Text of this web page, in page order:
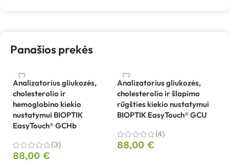
Panašios prekės
Analizatorius gliukozės,
cholesterolio ir
hemoglobino kiekio
nustatymui BIOPTIK
EasyTouch® GCHb
(3)
88,00 €
Analizatorius gliukozės,
cholesterolio ir šlapimo
rūgšties kiekio nustatymui
BIOPTIK EasyTouch® GCU
(4)
88,00 €